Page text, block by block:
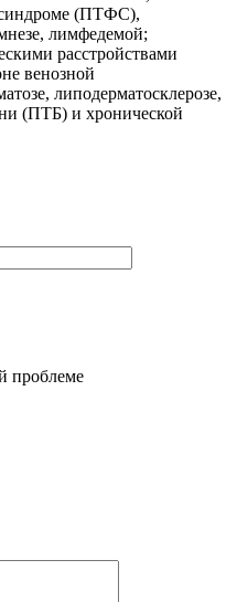
синдроме (ПТФС),
лимфедемой;
расстройствами
венозной
липодерматосклерозе,
(ПТБ) и хронической
проблеме